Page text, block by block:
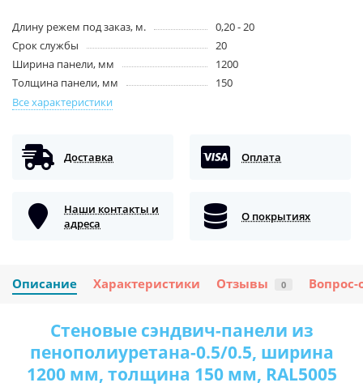
Длину режем под заказ, м.
0,20 - 20
Срок службы
20
Ширина панели, мм
1200
Толщина панели, мм
150
Все характеристики
Доставка Оплата
Наши контакты и
адреса
О покрытиях
Описание Характеристики Отзывы 0 Вопрос-
Стеновые сэндвич-панели из
пенополиуретана-0.5/0.5, ширина
1200 мм, толщина 150 мм, RAL5005